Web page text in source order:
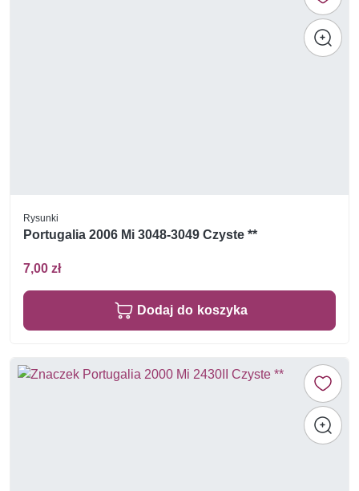
Rysunki
Portugalia 2006 Mi 3048-3049 Czyste **
7,00 zł
Dodaj do koszyka